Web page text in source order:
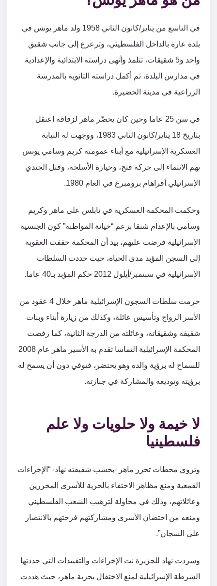
في التاسع من يناير/كانون الثاني 1958 ولد ماهر يونس في
بلدة عارة بالداخل الفلسطيني، وترعرع إلى جانب شقيق
واحد و5 شقيقات، تتلمذ وأنهى دراسته الابتدائية والإعدادية
في مدارس البلدة، ثم أكمل دراسته الثانوية بالمدرسة
الزراعية في مدينة الخضيرة.
في سن 25 عاما وحين كان يحضّر ماهر لزفافه اعتقل
بتاريخ 18 يناير/كانون الثاني 1983، ووجهت له النيابة
العسكرية الإسرائيلية مع أبناء عمومته كريم وسامي يونس
تهم الانتماء إلى حركة فتح، وحيازة الأسلحة، وقتل الجندي
الإسرائيلي أفراهام برومبرغ في العام 1980.
وحكمت المحكمة العسكرية في نابلس على ماهر وكريم
وسامي بالإعدام شنقا بزعم “خيانة المواطنة” كون الجنسية
الإسرائيلية فرضت عليهم، بيد أن المحكمة خففت العقوبة
إلى السجن المؤبد مدى الحياة، حيث حددت السلطات
الإسرائيلية في سبتمبر/أيلول 2012 حكم المؤبد بـ40 عاما.
حرمت سلطات السجون الإسرائيلية ماهر خلال 4 عقود من
الأسر الزواج وتأسيس عائلة، وكذلك من زيارة أبناء وبنات
شقيقه وشقيقاته، وعائلته من الدرجة الثانية، كما رفضت
المحكمة الإسرائيلية التماسا تقدم به الأسير ماهر عام 2008
للسماح له برؤية والده وهو يحتضر، فتوفي دون أن يسمح له
برؤيته وتوديعه والمشاركة في جنازته.
لا خيمة ولا حلويات ولا علم
فلسطينيا
وتروي محطات تحرر ماهر -بحسب شقيقته نهاد- “الإجراءات
القمعية ومنع مظاهر الاحتفاء بالحرية للأسرى المحررين
وعائلاتهم، وذلك في محاولة لترهيب الشعب الفلسطيني
ومنعه من احتضان الأسرى ومشاركتهم فرحتهم بالانتصار
على السجان”.
وسردت نهاد للجزيرة نت الإجراءات والتقييدات التي حددتها
الشرطة الإسرائيلية لمنع الاحتفال بحرية ماهر، حيث هددت